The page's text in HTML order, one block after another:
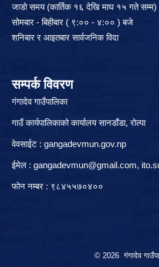
जाडो समय (कार्तिक १६ देखि माघ १५ गते सम्म)
सोमबार - बिहीबार ( ९:०० - ४:०० ) बजे
शनिबार र आइतबार सार्वजनिक विदा
सम्पर्क विवरण
गंगादेव गाउँपालिका
गाउँ कार्यपालिकाको कार्यालय सानडाँडा, रो‍‍ल्पा
वेवसाईट : gangadevmun.gov.np
ईमेल : gangadevmun@gmail.com,
फोन नम्बर : ९८४५५७०४००
© 2026 गंगादेव